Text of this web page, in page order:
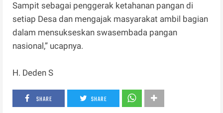
Sampit sebagai penggerak ketahanan pangan di
setiap Desa dan mengajak masyarakat ambil bagian
dalam mensukseskan swasembada pangan
nasional,” ucapnya.
H. Deden S
SHARE SHARE